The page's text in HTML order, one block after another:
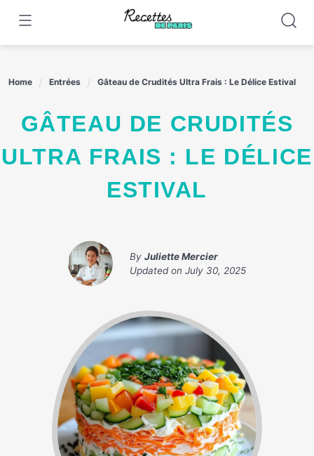
content
Home Entrées Gâteau de Crudités Ultra Frais : Le Délice Estival
GÂTEAU DE CRUDITÉS
ULTRA FRAIS : LE DÉLICE
ESTIVAL
By Juliette Mercier
Updated on July 30, 2025